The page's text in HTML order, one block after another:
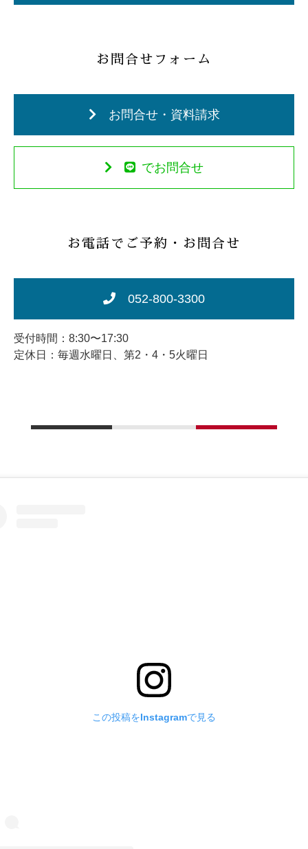
お問合せフォーム
お問合せ・資料請求
でお問合せ
お電話でご予約・お問合せ
052-800-3300
受付時間：8:30〜17:30
定休日：毎週水曜日、第2・4・5火曜日
この投稿をInstagramで見る